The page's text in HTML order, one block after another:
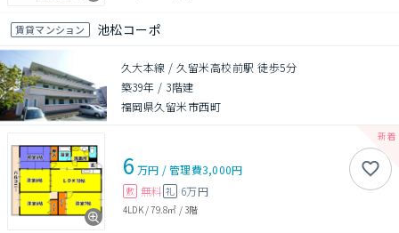
賃貸マンション 池松コーポ
久大本線 / 久留米高校前駅 徒歩5分
築39年 / 3階建
福岡県久留米市西町
6 万円 /管理費3,000円
敷 無料 礼 6万円
4LDK/79.8㎡ /3階